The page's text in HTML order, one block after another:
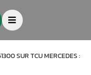
SUR TCU MERCEDES :